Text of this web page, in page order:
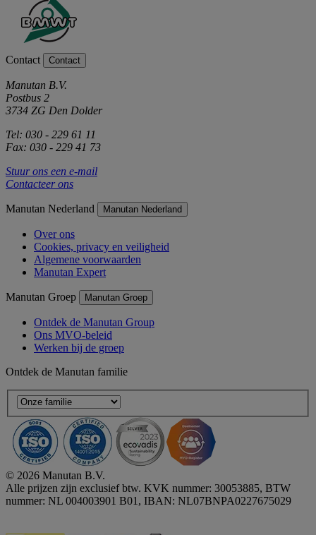
Contact Contact
Manutan B.V.
Postbus 2
3734 ZG Den Dolder
Tel: 030 - 229 61 11
Fax: 030 - 229 41 73
Stuur ons een e-mail
Contacteer ons
Manutan Nederland Manutan Nederland
Over ons
Cookies, privacy en veiligheid
Algemene voorwaarden
Manutan Expert
Manutan Groep Manutan Groep
Ontdek de Manutan Group
Ons MVO-beleid
Werken bij de groep
Ontdek de Manutan familie
© 2026 Manutan B.V.
Alle prijzen zijn exclusief btw. KVK nummer: 30053885, BTW
nummer: NL 004003901 B01, IBAN: NL07BNPA0227675029